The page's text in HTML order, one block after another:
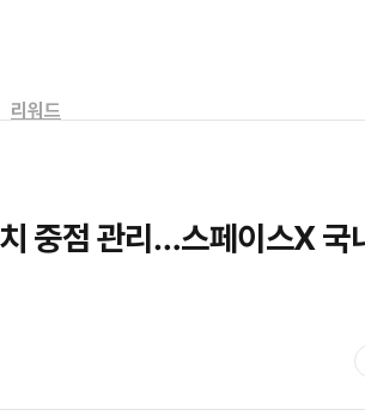
리워드
중점 관리…스페이스X 국